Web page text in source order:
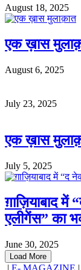
August 18, 2025
एक ख़ास
August 6, 2025
July 23, 2025
एक ख़ास
July 5, 2025
ग़ाज़ियाबाद में
एलीगेंस” का
June 30, 2025
Load More
| E- MAGAZINE |